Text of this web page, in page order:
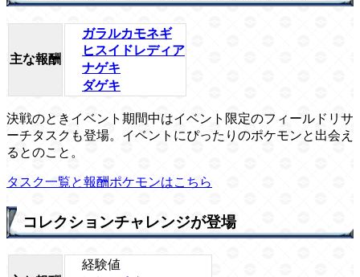
主な報酬
ガラルカモネギ
ヒスイドレディア
ナゲキ
ダゲキ
決戦のときイベント期間中はイベント限定のフィールドリサ
ーチタスクも登場。イベントにぴったりのポケモンと出会え
るとのこと。
タスク一覧と報酬ポケモンはこちら
コレクションチャレンジが登場
経験値